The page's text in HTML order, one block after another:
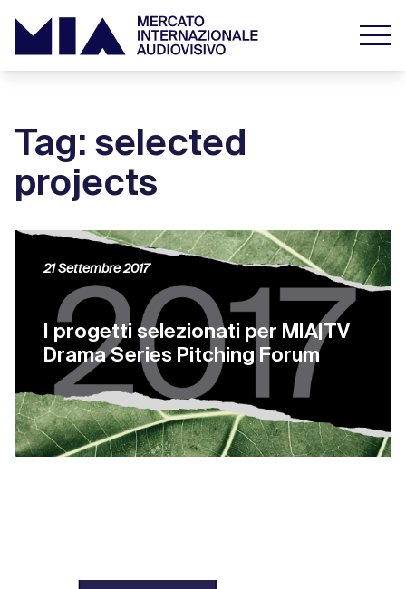
Tag: selected
projects
I progetti selezionati per MIA|TV
Drama Series Pitching Forum
21 Settembre 2017